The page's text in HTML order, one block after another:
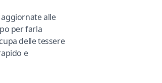
alle
per farla
delle tessere
e